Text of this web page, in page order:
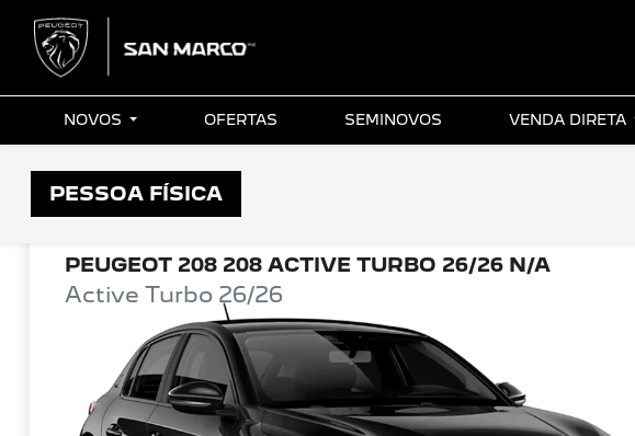
NOVOS OFERTAS SEMINOVOS VENDA DIRETA
PESSOA FÍSICA
OFERTAS PEUGEOT SAN MARCO
PEUGEOT 208 208 ACTIVE TURBO 26/26 N/A
Active Turbo 26/26